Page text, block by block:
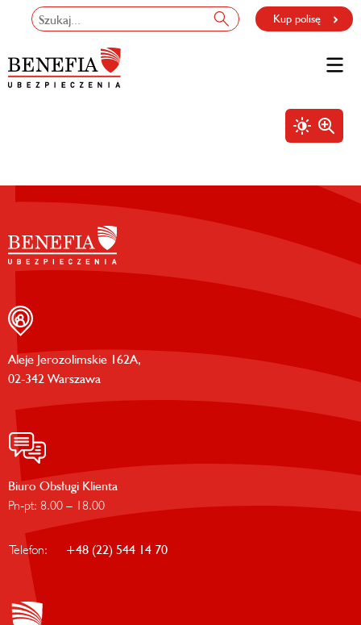
Kup polisę
Aleje Jerozolimskie 162A,
02-342 Warszawa
Biuro Obsługi Klienta
Pn-pt: 8.00 – 18.00
Telefon: +48 (22) 544 14 70